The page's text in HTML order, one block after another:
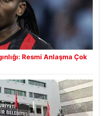
Resmi Anlaşma Çok